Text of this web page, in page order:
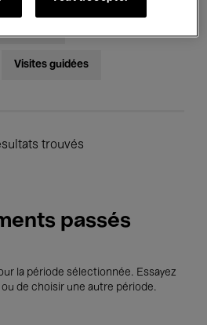
Visites guidées
trouvés
passés
la période sélectionnée. Essayez
de choisir une autre période.